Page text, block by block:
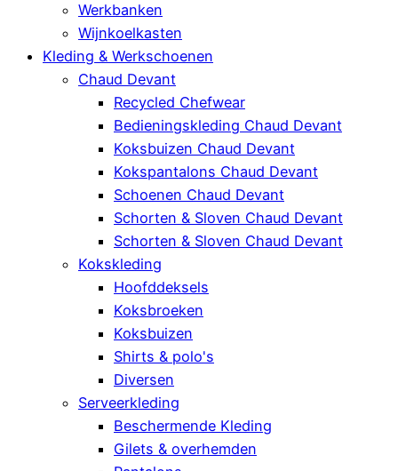
Werkbanken
Wijnkoelkasten
Kleding & Werkschoenen
Chaud Devant
Recycled Chefwear
Bedieningskleding Chaud Devant
Koksbuizen Chaud Devant
Kokspantalons Chaud Devant
Schoenen Chaud Devant
Schorten & Sloven Chaud Devant
Schorten & Sloven Chaud Devant
Kokskleding
Hoofddeksels
Koksbroeken
Koksbuizen
Shirts & polo's
Diversen
Serveerkleding
Beschermende Kleding
Gilets & overhemden